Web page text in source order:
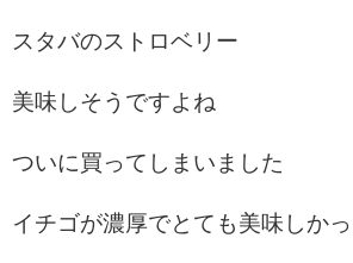
スタバのストロベリー
美味しそうですよね
ついに買ってしまいました
イチゴが濃厚でとても美味しかっ